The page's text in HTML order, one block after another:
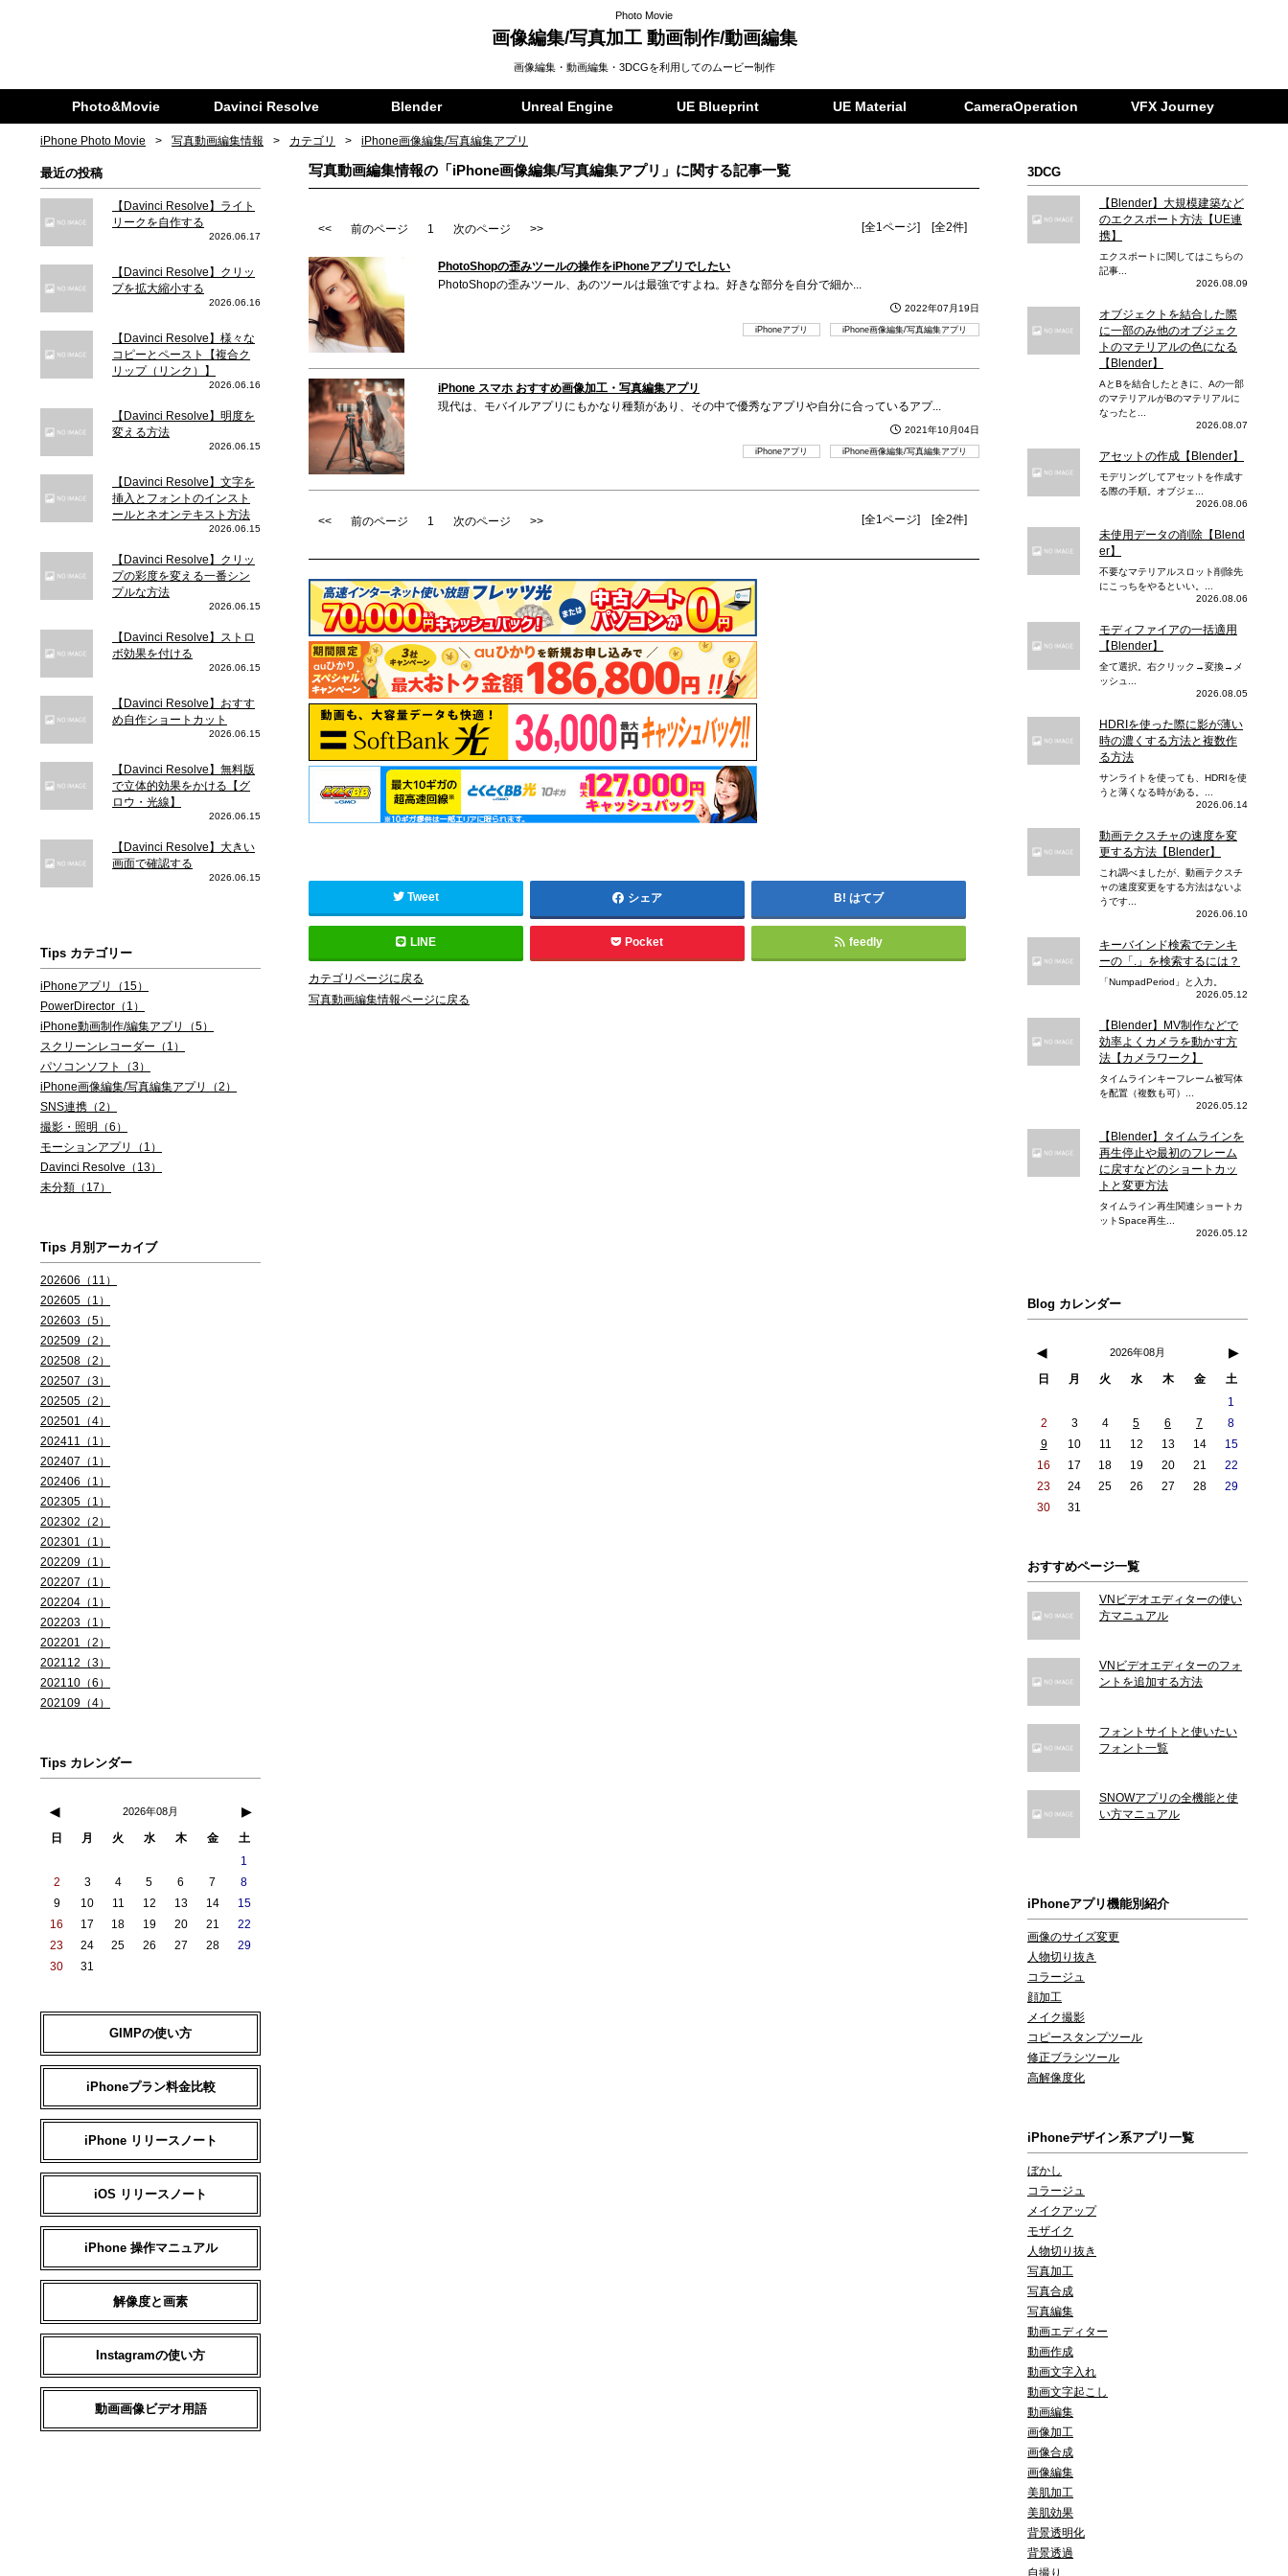
Photo Movie
画像編集/写真加工 動画制作/動画編集
画像編集・動画編集・3DCGを利用してのムービー制作
Photo&Movie Davinci Resolve Blender Unreal Engine UE Blueprint UE Material CameraOperation VFX Journey
iPhone Photo Movie 写真動画編集情報 カテゴリ iPhone画像編集/写真編集アプリ
写真動画編集情報の「iPhone画像編集/写真編集アプリ」に関する記事一覧
<< 前のページ 1 次のページ >> [全1ページ] [全2件]
PhotoShopの歪みツールの操作をiPhoneアプリでしたい
PhotoShopの歪みツール、あのツールは最強ですよね。好きな部分を自分で細か...
2022年07月19日
iPhoneアプリ iPhone画像編集/写真編集アプリ
iPhone スマホ おすすめ画像加工・写真編集アプリ
現代は、モバイルアプリにもかなり種類があり、その中で優秀なアプリや自分に合っているアプ...
2021年10月04日
iPhoneアプリ iPhone画像編集/写真編集アプリ
<< 前のページ 1 次のページ >> [全1ページ] [全2件]
Tweet シェア はてブ
LINE Pocket feedly
カテゴリページに戻る
写真動画編集情報ページに戻る
最近の投稿
【Davinci Resolve】ライト
リークを自作する
2026.06.17
【Davinci Resolve】クリッ
プを拡大縮小する
2026.06.16
【Davinci Resolve】様々な
コピーとペースト【複合ク
リップ（リンク）】
2026.06.16
【Davinci Resolve】明度を
変える方法
2026.06.15
【Davinci Resolve】文字を
挿入とフォントのインスト
ールとネオンテキスト方法
2026.06.15
【Davinci Resolve】クリッ
プの彩度を変える一番シン
プルな方法
2026.06.15
【Davinci Resolve】ストロ
ボ効果を付ける
2026.06.15
【Davinci Resolve】おすす
め自作ショートカット
2026.06.15
【Davinci Resolve】無料版
で立体的効果をかける【グ
ロウ・光線】
2026.06.15
【Davinci Resolve】大きい
画面で確認する
2026.06.15
Tips カテゴリー
iPhoneアプリ（15）
PowerDirector（1）
iPhone動画制作/編集アプリ（5）
スクリーンレコーダー（1）
パソコンソフト（3）
iPhone画像編集/写真編集アプリ（2）
SNS連携（2）
撮影・照明（6）
モーションアプリ（1）
Davinci Resolve（13）
未分類（17）
Tips 月別アーカイブ
202606（11）
202605（1）
202603（5）
202509（2）
202508（2）
202507（3）
202505（2）
202501（4）
202411（1）
202407（1）
202406（1）
202305（1）
202302（2）
202301（1）
202209（1）
202207（1）
202204（1）
202203（1）
202201（2）
202112（3）
202110（6）
202109（4）
Tips カレンダー
2026年08月
◀ ▶
日 月 火 水 木 金
土
1
2
3 4 5 6 7
8
9
10 11 12 13 14
15
16
17 18 19 20 21
22
23
24 25 26 27 28
29
30
31
GIMPの使い方
iPhoneプラン料金比較
iPhone リリースノート
iOS リリースノート
iPhone 操作マニュアル
解像度と画素
Instagramの使い方
動画画像ビデオ用語
3DCG
【Blender】大規模建築など
のエクスポート方法【UE連
携】
エクスポートに関してはこちらの
記事...
2026.08.09
オブジェクトを結合した際
に一部のみ他のオブジェク
トのマテリアルの色になる
【Blender】
AとBを結合したときに、Aの一部
のマテリアルがBのマテリアルに
なったと...
2026.08.07
アセットの作成【Blender】
モデリングしてアセットを作成す
る際の手順。オブジェ...
2026.08.06
未使用データの削除【Blend
er】
不要なマテリアルスロット削除先
にこっちをやるといい。...
2026.08.06
モディファイアの一括適用
【Blender】
全て選択。右クリック→変換→メ
ッシュ...
2026.08.05
HDRIを使った際に影が薄い
時の濃くする方法と複数作
る方法
サンライトを使っても、HDRIを使
うと薄くなる時がある。...
2026.06.14
動画テクスチャの速度を変
更する方法【Blender】
これ調べましたが、動画テクスチ
ャの速度変更をする方法はないよ
うです...
2026.06.10
キーバインド検索でテンキ
ーの「.」を検索するには？
「NumpadPeriod」と入力。
2026.05.12
【Blender】MV制作などで
効率よくカメラを動かす方
法【カメラワーク】
タイムラインキーフレーム被写体
を配置（複数も可）...
2026.05.12
【Blender】タイムラインを
再生停止や最初のフレーム
に戻すなどのショートカッ
トと変更方法
タイムライン再生関連ショートカ
ットSpace再生...
2026.05.12
Blog カレンダー
2026年08月
◀ ▶
日 月 火 水 木 金
土
1
2
3 4 5 6 7
8
9
10 11 12 13 14
15
16
17 18 19 20 21
22
23
24 25 26 27 28
29
30
31
おすすめページ一覧
VNビデオエディターの使い
方マニュアル
VNビデオエディターのフォ
ントを追加する方法
フォントサイトと使いたい
フォント一覧
SNOWアプリの全機能と使
い方マニュアル
iPhoneアプリ機能別紹介
画像のサイズ変更
人物切り抜き
コラージュ
顔加工
メイク撮影
コピースタンプツール
修正ブラシツール
高解像度化
iPhoneデザイン系アプリ一覧
ぼかし
コラージュ
メイクアップ
モザイク
人物切り抜き
写真加工
写真合成
写真編集
動画エディター
動画作成
動画文字入れ
動画文字起こし
動画編集
画像加工
画像合成
画像編集
美肌加工
美肌効果
背景透明化
背景透過
自撮り